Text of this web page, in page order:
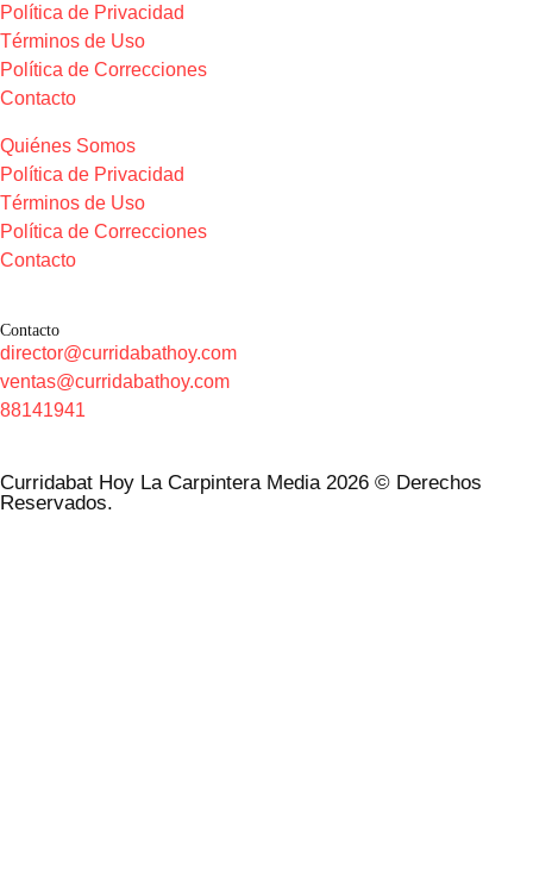
Política de Privacidad
Términos de Uso
Política de Correcciones
Contacto
Quiénes Somos
Política de Privacidad
Términos de Uso
Política de Correcciones
Contacto
Contacto
director@curridabathoy.com
ventas@curridabathoy.com
88141941
Curridabat Hoy La Carpintera Media 2026 © Derechos
Reservados.